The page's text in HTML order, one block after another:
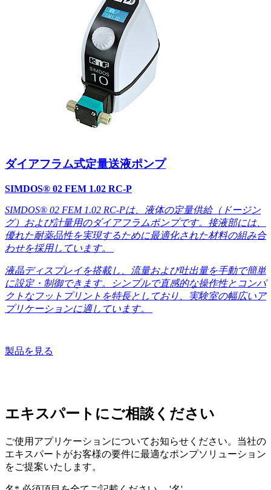
ダイアフラム式定量送液ポンプ
SIMDOS® 02 FEM 1.02 RC-P
SIMDOS® 02 FEM 1.02 RC-Pは、液体の定量供給（ドージン
グ）および計量用のダイアフラムポンプです。接液部には、
優れた耐薬品性を実現するために最適化された材料の組み合
わせを採用しています。
液晶ディスプレイを搭載し、流量および吐出量を手動で簡単
に設定・制御できます。シンプルで直感的な操作性とコンパ
クトなフットプリントを特長としており、実験室の幅広いア
プリケーションに適しています。
製品を見る
エキスパートにご相談ください
ご使用アプリケーションについてお知らせください。当社の
エキスパートがお客様の要件に最適なポンプソリューション
をご提案いたします。